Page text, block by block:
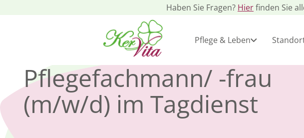
Haben Sie Fragen? Hierfinden Sie
Pflege & Leben
Pflegefachmann/ -frau
(m/w/d) im Tagdienst